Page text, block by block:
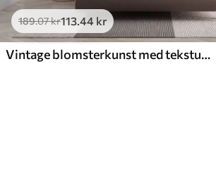
189.07kr113.44 kr
Vintage blomsterkunst med tekstur og illustrationer af delikate haveblomster og blade i tegnet stil, bløde pastelfarver i beige og sepia